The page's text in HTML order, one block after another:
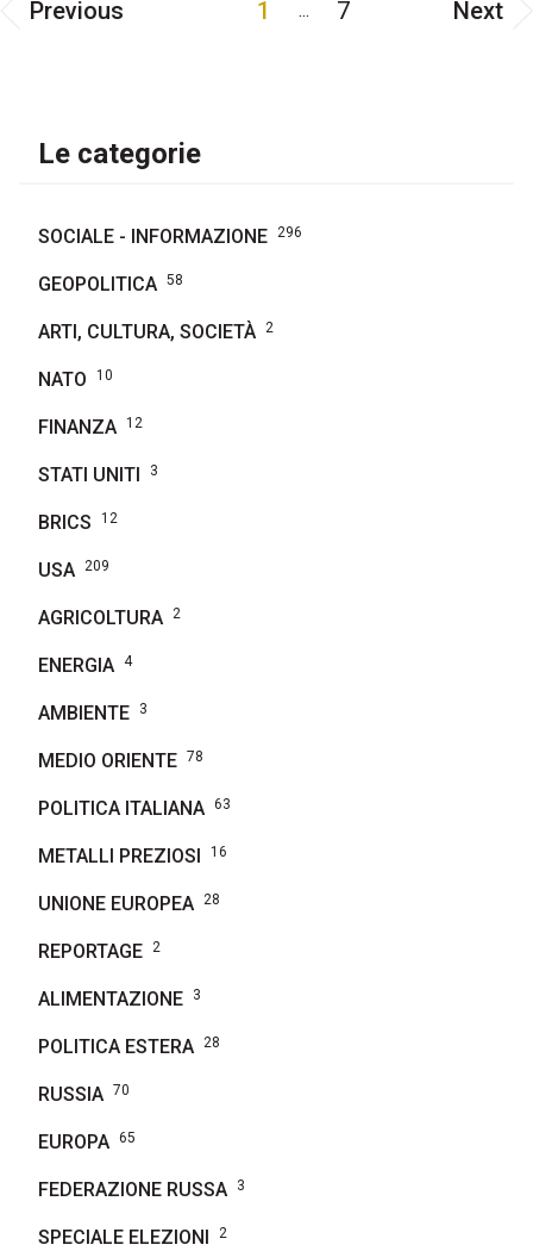
Previous 1 ... 7 Next
Le categorie
SOCIALE - INFORMAZIONE 296
GEOPOLITICA 58
ARTI, CULTURA, SOCIETÀ 2
NATO 10
FINANZA 12
STATI UNITI 3
BRICS 12
USA 209
AGRICOLTURA 2
ENERGIA 4
AMBIENTE 3
MEDIO ORIENTE 78
POLITICA ITALIANA 63
METALLI PREZIOSI 16
UNIONE EUROPEA 28
REPORTAGE 2
ALIMENTAZIONE 3
POLITICA ESTERA 28
RUSSIA 70
EUROPA 65
FEDERAZIONE RUSSA 3
SPECIALE ELEZIONI 2